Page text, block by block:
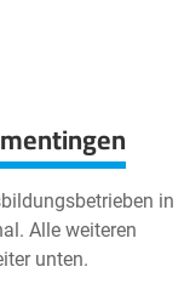
in
Alle weiteren
unten.